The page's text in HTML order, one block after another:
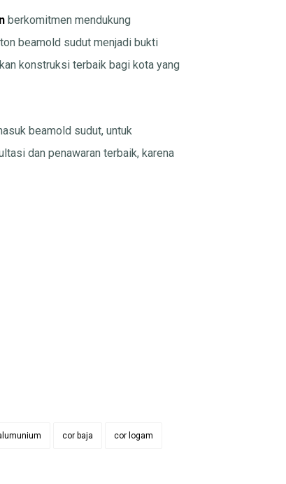
berkomitmen mendukung
beamold sudut menjadi bukti
konstruksi terbaik bagi kota yang
beamold sudut, untuk
dan penawaran terbaik, karena
cor baja cor logam